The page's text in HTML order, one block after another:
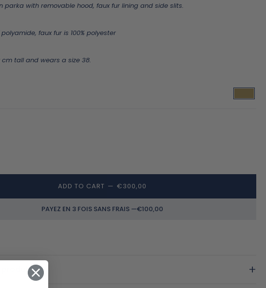
parka with removable hood, faux fur lining and side slits.
faux fur is 100% polyester
cm tall and wears a size 38.
ADD TO CART — €300,00
PAYEZ EN 3 FOIS SANS FRAIS —€100,00
produits